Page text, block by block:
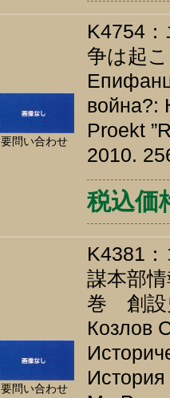
要問い合わせ
K4754
争は起
война?:
Proekt
2010.
税込価
要問い合わせ
K4381
謀本部
巻 創設
Козлов
История